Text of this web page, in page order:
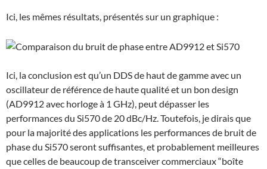
Ici, les mêmes résultats, présentés sur un graphique :
Ici, la conclusion est qu’un DDS de haut de gamme avec un
oscillateur de référence de haute qualité et un bon design
(AD9912 avec horloge à 1 GHz), peut dépasser les
performances du Si570 de 20 dBc/Hz. Toutefois, je dirais que
pour la majorité des applications les performances de bruit de
phase du Si570 seront suffisantes, et probablement meilleures
que celles de beaucoup de transceiver commerciaux “boîte